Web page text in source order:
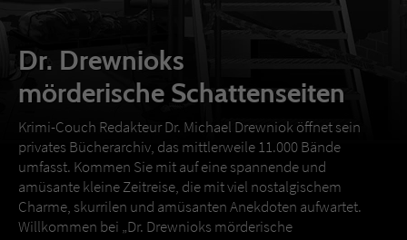
Dr. Drewnioks
mörderische Schattenseiten
Krimi-Couch Redakteur Dr. Michael Drewniok öffnet sein
privates Bücherarchiv, das mittlerweile 11.000 Bände
umfasst. Kommen Sie mit auf eine spannende und
amüsante kleine Zeitreise, die mit viel nostalgischem
Charme, skurrilen und amüsanten Anekdoten aufwartet.
Willkommen bei „Dr. Drewnioks mörderische